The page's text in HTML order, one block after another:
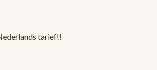
tarief!!